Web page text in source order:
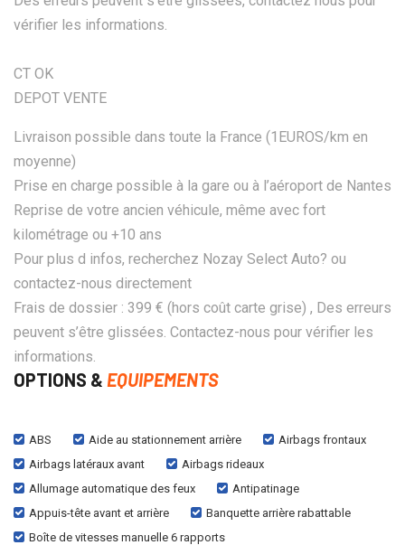
vérifier les informations.
CT OK
DEPOT VENTE
Livraison possible dans toute la France (1EUROS/km en
moyenne)
Prise en charge possible à la gare ou à l’aéroport de Nantes
Reprise de votre ancien véhicule, même avec fort
kilométrage ou +10 ans
Pour plus d infos, recherchez Nozay Select Auto? ou
contactez-nous directement
Frais de dossier : 399 € (hors coût carte grise) , Des erreurs
peuvent s’être glissées. Contactez-nous pour vérifier les
informations.
OPTIONS & EQUIPEMENTS
ABS Aide au stationnement arrière
Airbags frontaux
Airbags latéraux avant
Airbags rideaux
Allumage automatique des feux
Antipatinage
Appuis-tête avant et arrière
Banquette arrière rabattable
Boîte de vitesses manuelle 6 rapports